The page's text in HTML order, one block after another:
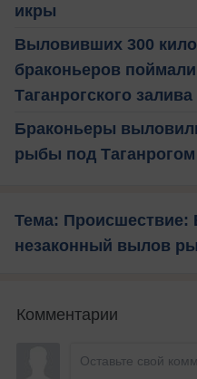
икры
Выловивших 300
браконьеров
Таганрогского залива
Браконьеры
рыбы под Таганрогом
Тема: Происшествие:
незаконный вылов
Комментарии